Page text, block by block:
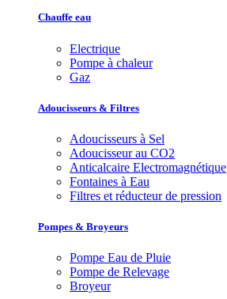
Chauffe eau
Electrique
Pompe à chaleur
Gaz
Adoucisseurs & Filtres
Adoucisseurs à Sel
Adoucisseur au CO2
Anticalcaire Electromagnétique
Fontaines à Eau
Filtres et réducteur de pression
Pompes & Broyeurs
Pompe Eau de Pluie
Pompe de Relevage
Broyeur